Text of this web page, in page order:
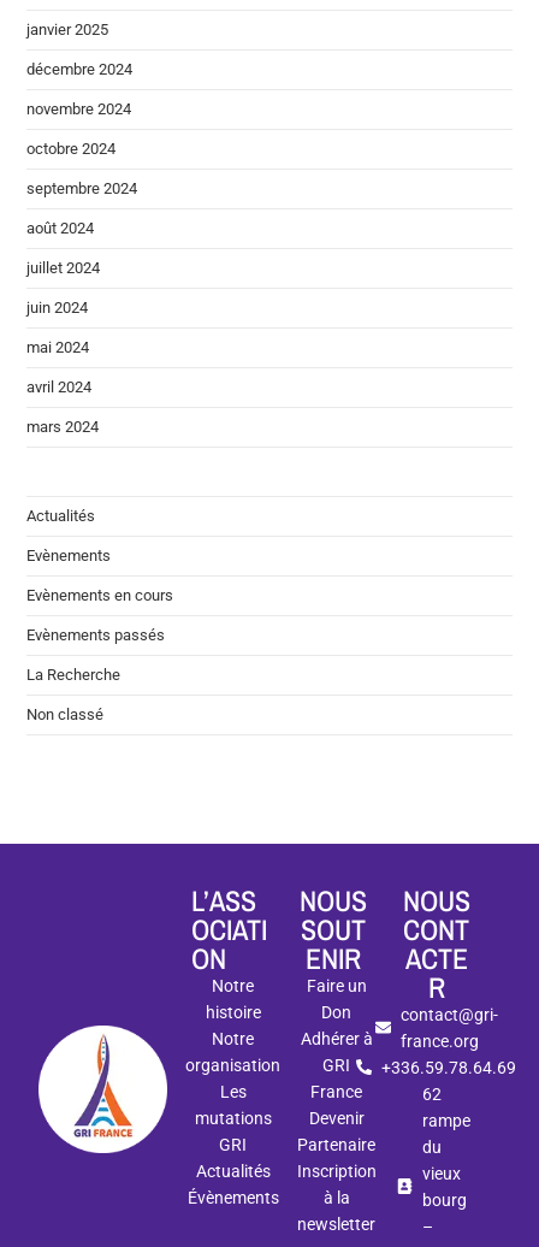
janvier 2025
décembre 2024
novembre 2024
octobre 2024
septembre 2024
août 2024
juillet 2024
juin 2024
mai 2024
avril 2024
mars 2024
Actualités
Evènements
Evènements en cours
Evènements passés
La Recherche
Non classé
L’ASS
OCIATI
ON
Notre
histoire
Notre
organisation
Les
mutations
GRI
Actualités
Évènements
NOUS
SOUT
ENIR
Faire un
Don
Adhérer à
GRI
France
Devenir
Partenaire
Inscription
à la
newsletter
NOUS
CONT
ACTE
R
contact@gri-
france.org
+336.59.78.64.69
62
rampe
du
vieux
bourg
–